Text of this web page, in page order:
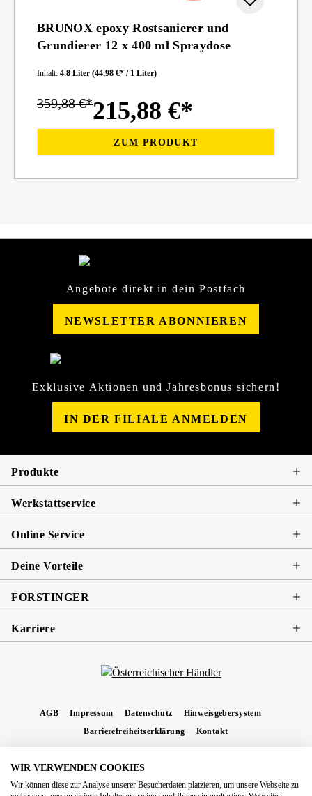
BRUNOX epoxy Rostsanierer und
Grundierer 12 x 400 ml Spraydose
Inhalt: 4.8 Liter (44,98 €* / 1 Liter)
215,88 €*
359,88 €*
ZUM PRODUKT
Angebote direkt in dein Postfach
NEWSLETTER ABONNIEREN
Exklusive Aktionen und Jahresbonus sichern!
IN DER FILIALE ANMELDEN
Produkte
Werkstattservice
Online Service
Deine Vorteile
FORSTINGER
Karriere
AGB Impressum Datenschutz
Hinweisgebersystem
Barrierefreiheitserklärung
Kontakt
Nachnahmegebühren, wenn nicht anders angegeben.
WIR VERWENDEN COOKIES
Wir können diese zur Analyse unserer Besucherdaten platzieren, um unsere Webseite zu